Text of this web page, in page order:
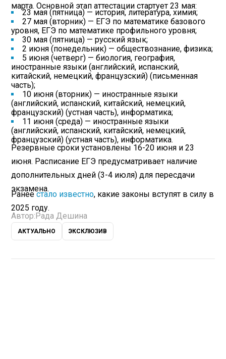
марта. Основной этап аттестации стартует 23 мая:
23 мая (пятница) — история, литература, химия;
27 мая (вторник) — ЕГЭ по математике базового
уровня, ЕГЭ по математике профильного уровня;
30 мая (пятница) — русский язык;
2 июня (понедельник) — обществознание, физика;
5 июня (четверг) — биология, география,
иностранные языки (английский, испанский,
китайский, немецкий, французский) (письменная
часть);
10 июня (вторник) — иностранные языки
(английский, испанский, китайский, немецкий,
французский) (устная часть), информатика;
11 июня (среда) — иностранные языки
(английский, испанский, китайский, немецкий,
французский) (устная часть), информатика.
Резервные сроки установлены 16-20 июня и 23
июня. Расписание ЕГЭ предусматривает наличие
дополнительных дней (3-4 июля) для пересдачи
экзамена.
Ранеестало известно, какие законы вступят в силу в
2025 году.
Автор: Рада Дешина
АКТУАЛЬНО ЭКСКЛЮЗИВ